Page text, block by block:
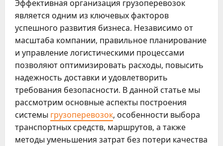
Эффективная организация грузоперевозок
является одним из ключевых факторов
успешного развития бизнеса. Независимо от
масштаба компании, правильное планирование
и управление логистическими процессами
позволяют оптимизировать расходы, повысить
надежность доставки и удовлетворить
требования безопасности. В данной статье мы
рассмотрим основные аспекты построения
системы грузоперевозок, особенности выбора
транспортных средств, маршрутов, а также
методы уменьшения затрат без потери качества